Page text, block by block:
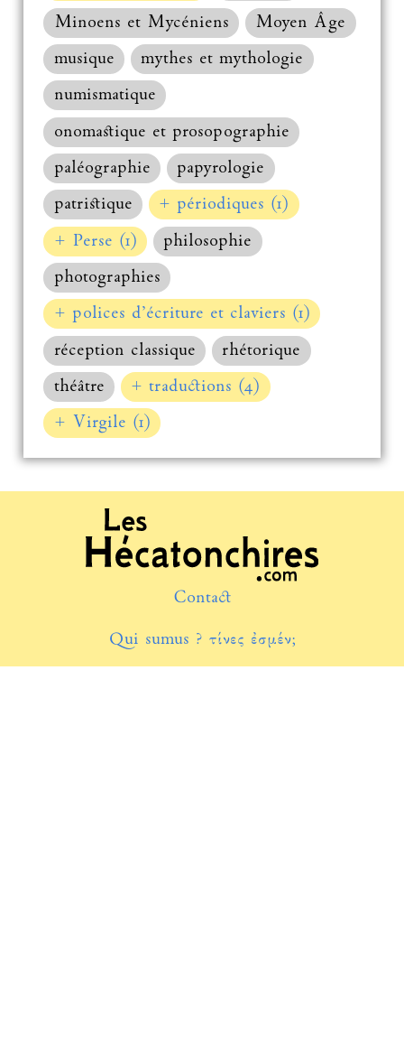
Minoens et Mycéniens
Moyen Âge
musique
mythes et mythologie
numismatique
onomastique et prosopographie
paléographie
papyrologie
patristique
+ périodiques (1)
+ Perse (1)
philosophie
photographies
+ polices d’écriture et claviers (1)
réception classique
rhétorique
théâtre
+ traductions (4)
+ Virgile (1)
Contact
Qui sumus ? τίνες ἐσμέν;